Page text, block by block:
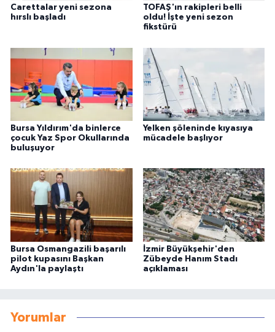
Carettalar yeni sezona
hırslı başladı
TOFAŞ'ın rakipleri belli
oldu! İşte yeni sezon
fikstürü
Bursa Yıldırım'da binlerce
çocuk Yaz Spor Okullarında
buluşuyor
Yelken şöleninde kıyasıya
mücadele başlıyor
Bursa Osmangazili başarılı
pilot kupasını Başkan
Aydın'la paylaştı
İzmir Büyükşehir'den
Zübeyde Hanım Stadı
açıklaması
Yorumlar